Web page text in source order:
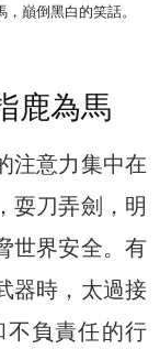
巔倒黑白的笑話。
鹿為馬
注意力集中在
耍刀弄劍，明
世界安全。有
器時，太過接
負責任的行